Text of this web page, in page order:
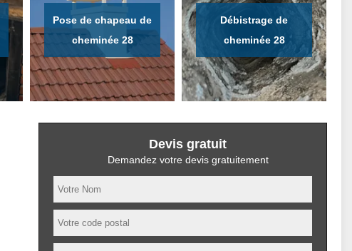
Pose de chapeau de
cheminée 28
Débistrage de
cheminée 28
Devis gratuit
Demandez votre devis gratuitement